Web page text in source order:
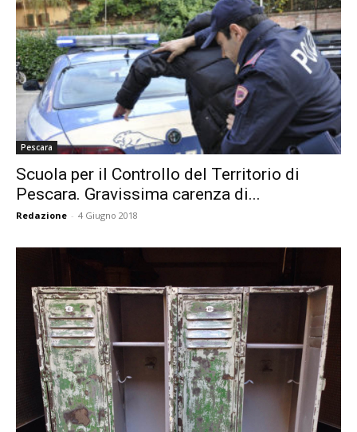
Pescara
Scuola per il Controllo del Territorio di
Pescara. Gravissima carenza di...
Redazione - 4 Giugno 2018